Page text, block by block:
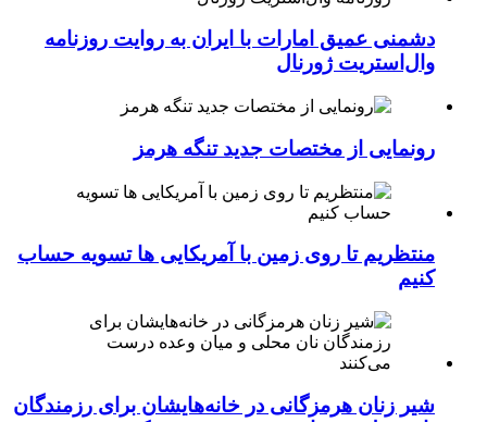
دشمنی عمیق امارات با ایران به روایت روزنامه
وال‌استریت ژورنال
رونمایی از مختصات جدید تنگه هرمز
منتظریم تا روی زمین با آمریکایی ها تسویه حساب
کنیم
شیر زنان هرمزگانی در خانه‌هایشان برای رزمندگان